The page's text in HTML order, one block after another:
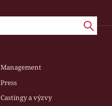
Management
Press
Castingy a výzvy